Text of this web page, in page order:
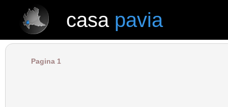
casa pavia
Pagina 1
pavia